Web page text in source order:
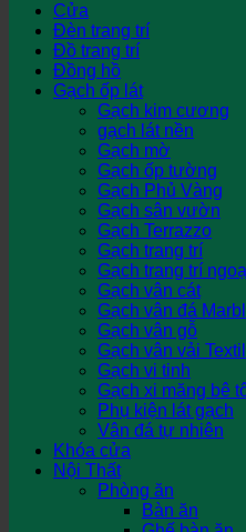
Cửa
Đèn trang trí
Đồ trang trí
Đồng hồ
Gạch ốp lát
Gạch kim cương
gạch lát nền
Gạch mờ
Gạch ốp tường
Gạch Phủ Vàng
Gạch sân vườn
Gạch Terrazzo
Gạch trang trí
Gạch trang trí
Gạch vân cát
Gạch vân đá
Gạch vân gỗ
Gạch vân vải
Gạch vi tinh
Gạch xi măng bê
Phụ kiện lát gạch
Vân đá tự nhiên
Khóa cửa
Nội Thất
Phòng ăn
Bàn ăn